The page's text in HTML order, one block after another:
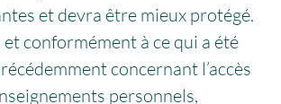
et devra être mieux protégé.
conformément à ce qui a été
concernant l’accès
personnels,